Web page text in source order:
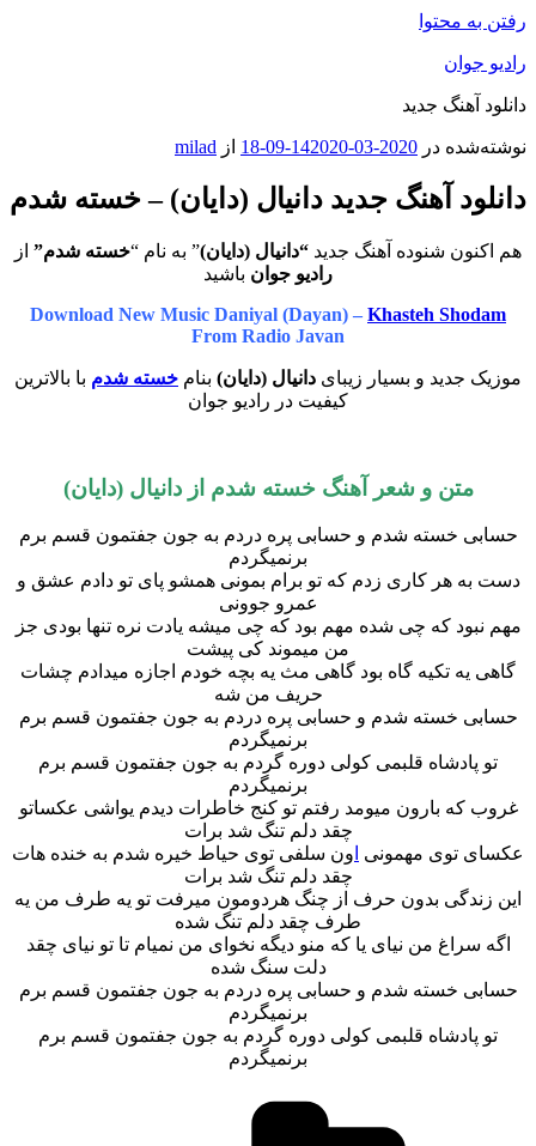
رفتن به محتوا
رادیو جوان
دانلود آهنگ جدید
نوشته‌شده در 2020-03-14
2020-09-18 از milad
دانلود آهنگ جدید دانیال (دایان) – خسته شدم
هم اکنون شنوده آهنگ جدید “دانیال (دایان)” به نام “خسته شدم” از
رادیو جوان باشید
Download New Music Daniyal (Dayan) – Khasteh Shodam
From Radio Javan
موزیک جدید و بسیار زیبای دانیال (دایان) بنام خسته شدم با بالاترین
کیفیت در رادیو جوان
متن و شعر آهنگ خسته شدم از دانیال (دایان)
حسابی خسته شدم و حسابی پره دردم به جون جفتمون قسم برم
برنمیگردم
دست به هر کاری زدم که تو برام بمونی همشو پای تو دادم عشق و
عمرو جوونی
مهم نبود که چی شده مهم بود که چی میشه یادت نره تنها بودی جز
من میموند کی پیشت
گاهی یه تکیه گاه بود گاهی مث یه بچه خودم اجازه میدادم چشات
حریف من شه
حسابی خسته شدم و حسابی پره دردم به جون جفتمون قسم برم
برنمیگردم
تو پادشاه قلبمی کولی دوره گردم به جون جفتمون قسم برم
برنمیگردم
غروب که بارون میومد رفتم تو کنج خاطرات دیدم یواشی عکساتو
چقد دلم تنگ شد برات
عکسای توی مهمونی ون سلفی توی حیاط خیره شدم به خنده هات
چقد دلم تنگ شد برات
این زندگی بدون حرف از چنگ هردومون میرفت تو یه طرف من یه
طرف چقد دلم تنگ شده
اگه سراغ من نیای یا که منو دیگه نخوای من نمیام تا تو نیای چقد
دلت سنگ شده
حسابی خسته شدم و حسابی پره دردم به جون جفتمون قسم برم
برنمیگردم
تو پادشاه قلبمی کولی دوره گردم به جون جفتمون قسم برم
برنمیگردم